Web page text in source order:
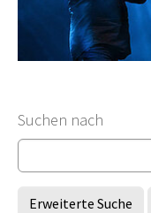
Suchformular
Suchen nach
Erweiterte Suche